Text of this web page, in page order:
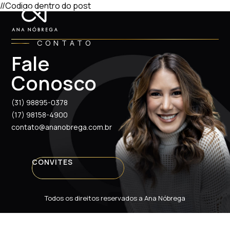
//Codigo dentro do post
CONTATO
Fale
Conosco
(31) 98895-0378
(17) 98158-4900
contato@ananobrega.com.br
CONVITES
Todos os direitos reservados a Ana Nóbrega